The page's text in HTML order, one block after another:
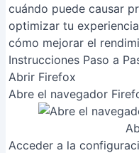
cuándo puede causar
optimizar tu
cómo mejorar el
Instrucciones Paso a
Abrir Firefox
Abre el navegador
Acceder a la